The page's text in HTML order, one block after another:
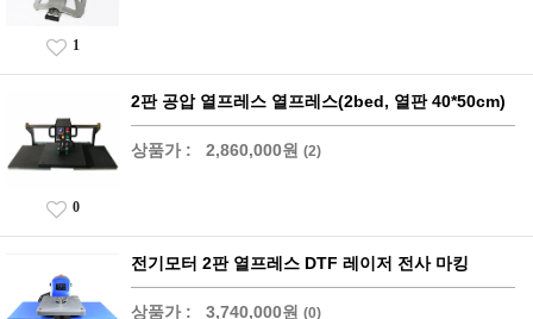
1
2판 공압 열프레스 열프레스(2bed, 열판 40*50cm)
상품가 : 2,860,000원 (2)
0
전기모터 2판 열프레스 DTF 레이저 전사 마킹
상품가 : 3,740,000원 (0)